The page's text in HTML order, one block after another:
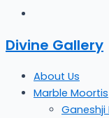
Divine Gallery
About Us
Marble Moortis
Ganeshji